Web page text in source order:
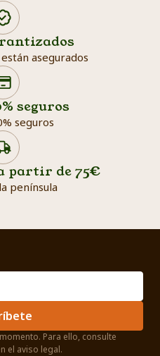
asegurados
seguros
seguros
partir de 75€
península
Search products
Para ello, consulte
el aviso legal.